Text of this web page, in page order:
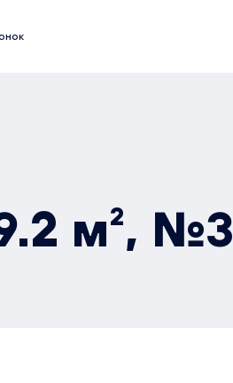
м², №3